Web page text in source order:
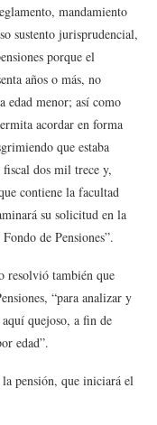
mandamiento
sustento jurisprudencial,
porque el
años o más, no
edad menor; así como
acordar en forma
que estaba
dos mil trece y,
contiene la facultad
su solicitud en la
de Pensiones”.
resolvió también que
“para analizar y
quejoso, a fin de
edad”.
pensión, que iniciará el